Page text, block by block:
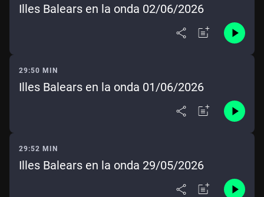
Illes Balears en la onda 02/06/2026
29:50 MIN
Illes Balears en la onda 01/06/2026
29:52 MIN
Illes Balears en la onda 29/05/2026